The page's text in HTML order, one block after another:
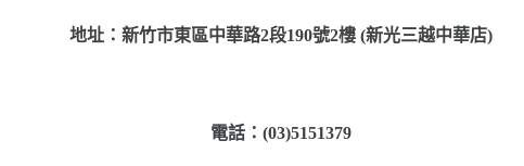
地址：新竹市東區中華路2段190號2樓 (新光三越中華店)
電話：(03)5151379